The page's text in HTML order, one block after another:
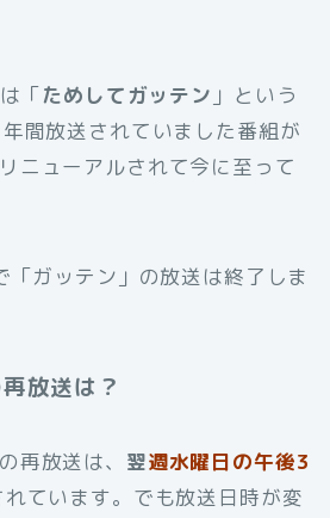
「ためしてガッテン 」という
間放送されていました番組が
ニューアルされて今に至って
ガッテン」の放送は終了しま
放送は？
再放送は、 翌週水曜日の午後3
れています。でも放送日時が変